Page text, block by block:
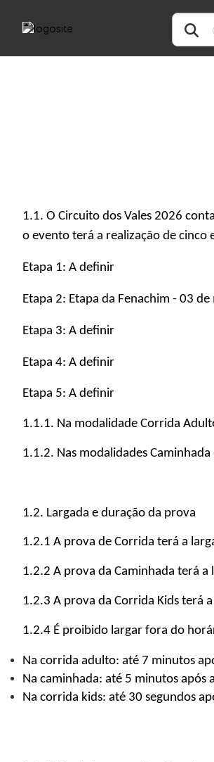
1.1. O Circuito dos Vales 2026
o evento terá a realização de cinco
Etapa 1: A definir
Etapa 2: Etapa da Fenachim - 03
Etapa 3: A definir
Etapa 4: A definir
Etapa 5: A definir
1.1.1. Na modalidade Corrida
1.1.2. Nas modalidades
1.2. Largada e duração da prova
1.2.1 A prova de Corrida terá a
1.2.2 A prova da Caminhada terá
1.2.3 A prova da Corrida Kids terá
1.2.4 É proibido largar fora do
Na corrida adulto: até 7 minutos
Na caminhada: até 5 minutos após
Na corrida kids: até 30 segundos